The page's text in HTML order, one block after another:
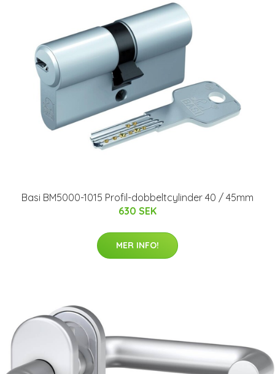
Basi BM5000-1015 Profil-dobbeltcylinder 40 / 45mm
630 SEK
MER INFO!